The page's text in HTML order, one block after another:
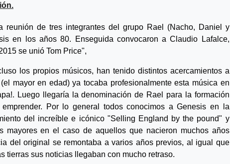
reunión de tres integrantes del grupo Rael (Nacho, Daniel y
en los años 80. Enseguida convocaron a Claudio Lafalce,
se unió Tom Price",
los propios músicos, han tenido distintos acercamientos a
mayor en edad) ya tocaba profesionalmente esta música en
Luego llegaría la denominación de Rael para la formación
Por lo general todos conocimos a Genesis en la
del increíble e icónico "Selling England by the pound" y
mayores en el caso de aquellos que nacieron muchos años
del original se remontaba a varios años previos, al igual que
tierras sus noticias llegaban con mucho retraso.